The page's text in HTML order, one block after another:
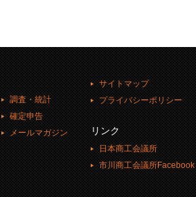
調査・統計
確定申告
メールマガジン
サイトマップ
プライバシーポリシー
リンク
日本商工会議所
市川商工会議所Facebook